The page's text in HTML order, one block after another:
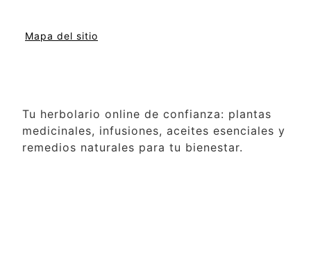
Mapa del sitio
Tu herbolario online de confianza: plantas
medicinales, infusiones, aceites esenciales y
remedios naturales para tu bienestar.